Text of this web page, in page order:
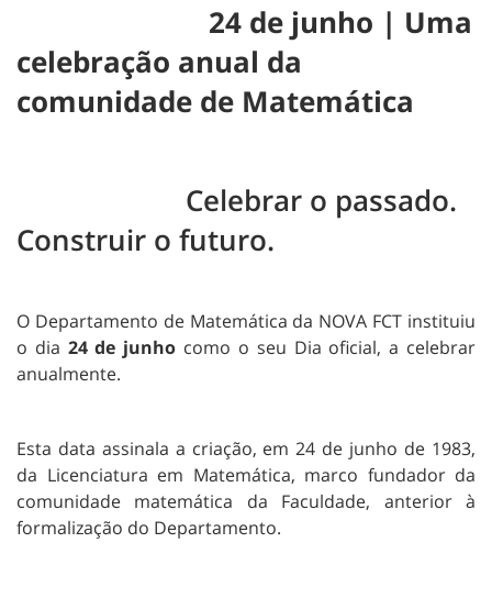
24 de junho | Uma
celebração anual da
comunidade de Matemática
Celebrar o passado.
Construir o futuro.
O Departamento de Matemática da NOVA FCT instituiu
o dia 24 de junho como o seu Dia oficial, a celebrar
anualmente.
Esta data assinala a criação, em 24 de junho de 1983,
da Licenciatura em Matemática, marco fundador da
comunidade matemática da Faculdade, anterior à
formalização do Departamento.